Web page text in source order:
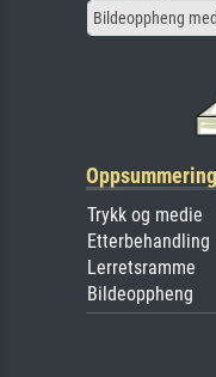
Bildeoppheng
Oppsummering
Trykk og medie
Etterbehandling
Lerretsramme
Bildeoppheng